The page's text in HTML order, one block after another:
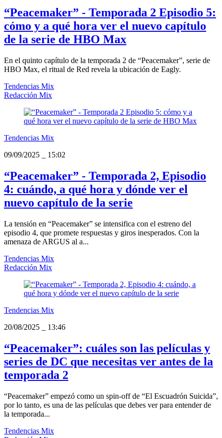
“Peacemaker” - Temporada 2 Episodio 5:
cómo y a qué hora ver el nuevo capítulo
de la serie de HBO Max
En el quinto capítulo de la temporada 2 de “Peacemaker”, serie de
HBO Max, el ritual de Red revela la ubicación de Eagly.
Tendencias Mix
Redacción Mix
Tendencias Mix
09/09/2025
15:02
“Peacemaker” - Temporada 2, Episodio
4: cuándo, a qué hora y dónde ver el
nuevo capítulo de la serie
La tensión en “Peacemaker” se intensifica con el estreno del
episodio 4, que promete respuestas y giros inesperados. Con la
amenaza de ARGUS al a...
Tendencias Mix
Redacción Mix
Tendencias Mix
20/08/2025
13:46
“Peacemaker”: cuáles son las películas y
series de DC que necesitas ver antes de la
temporada 2
“Peacemaker” empezó como un spin-off de “El Escuadrón Suicida”,
por lo tanto, es una de las películas que debes ver para entender de
la temporada...
Tendencias Mix